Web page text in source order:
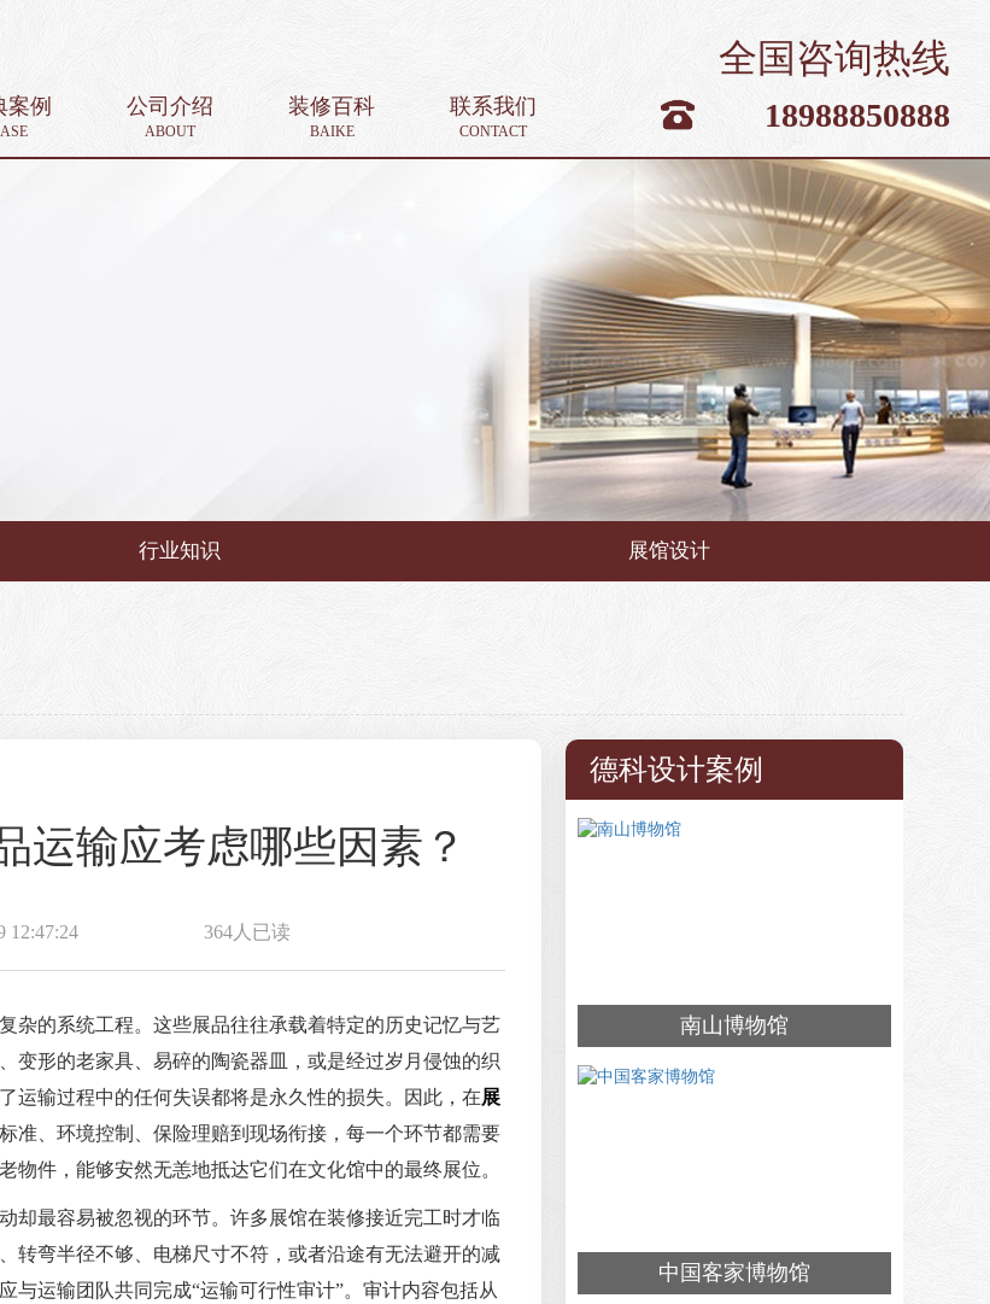
全国咨询热线
18988850888
案例 公司介绍
ABOUT
装修百科
BAIKE
联系我们
CONTACT
行业知识 展馆设计
运输应考虑哪些因素？
12:47:24 364人已读
杂的系统工程。这些展品往往承载着特定的历史记忆与艺
变形的老家具、易碎的陶瓷器皿，或是经过岁月侵蚀的织
运输过程中的任何失误都将是永久性的损失。因此，在展
准、环境控制、保险理赔到现场衔接，每一个环节都需要
件，能够安然无恙地抵达它们在文化馆中的最终展位。
却最容易被忽视的环节。许多展馆在装修接近完工时才临
转弯半径不够、电梯尺寸不符，或者沿途有无法避开的减
运输团队共同完成“运输可行性审计”。审计内容包括从
德科设计案例
南山博物馆
中国客家博物馆